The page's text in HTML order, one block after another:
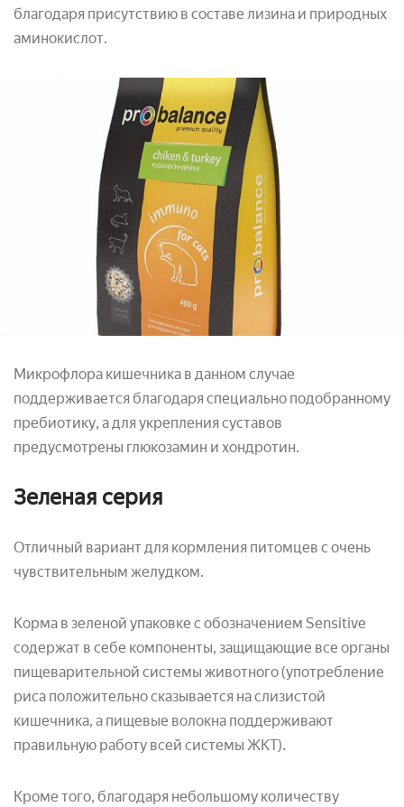
благодаря присутствию в составе лизина и природных
аминокислот.
Микрофлора кишечника в данном случае
поддерживается благодаря специально подобранному
пребиотику, а для укрепления суставов
предусмотрены глюкозамин и хондротин.
Зеленая серия
Отличный вариант для кормления питомцев с очень
чувствительным желудком.
Корма в зеленой упаковке с обозначением Sensitive
содержат в себе компоненты, защищающие все органы
пищеварительной системы животного (употребление
риса положительно сказывается на слизистой
кишечника, а пищевые волокна поддерживают
правильную работу всей системы ЖКТ).
Кроме того, благодаря небольшому количеству